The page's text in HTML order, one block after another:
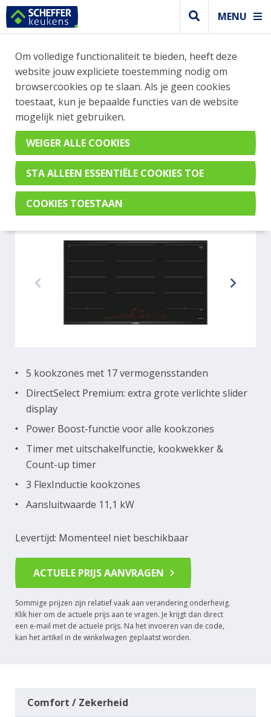
MENU
WEBSHOP BESTELLINGEN
Je kan tijdelijk geen bestelling plaatsen. Wil je je
vast oriënteren? Vergelijk eenvoudig apparaten
en merken met elkaar. Klik hier voor meer
informatie.
Kookplaat
BOSCH PXX995DX6E
Levertijd: Momenteel niet beschikbaar
5 kookzones met 17 vermogensstanden
DirectSelect Premium: extra grote verlichte slider
display
Power Boost-functie voor alle kookzones
Timer met uitschakelfunctie, kookwekker &
Count-up timer
3 FlexInductie kookzones
Aansluitwaarde 11,1 kW
ACTUELE PRIJS AANVRAGEN
Sommige prijzen zijn relatief vaak aan verandering onderhevig.
Klik hier om de actuele prijs aan te vragen. Je krijgt dan direct
een e-mail met de actuele prijs. Na het invoeren van de code,
kan het artikel in de winkelwagen geplaatst worden.
Comfort / Zekerheid
Om volledige functionaliteit te bieden, heeft deze
website jouw expliciete toestemming nodig om
browsercookies op te slaan. Als je geen cookies
toestaat, kun je bepaalde functies van de website
mogelijk niet gebruiken.